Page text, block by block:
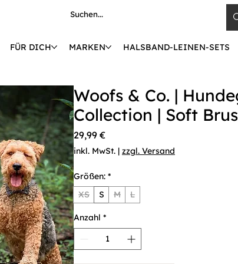
FÜR DICH MARKEN HALSBAND-LEINEN-SETS
Woofs & Co. |
Collection | Soft
29,99 €Preis
inkl. MwSt. | zzgl. Versand
Größen: *
XS
S M L
Anzahl *